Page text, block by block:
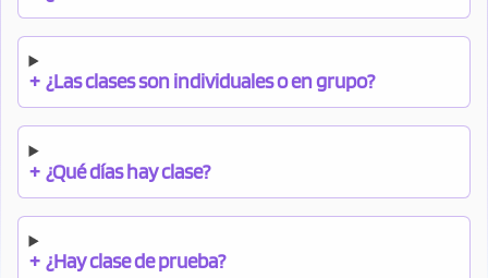
+ ¿Las clases son individuales o en grupo?
+ ¿Qué días hay clase?
+ ¿Hay clase de prueba?